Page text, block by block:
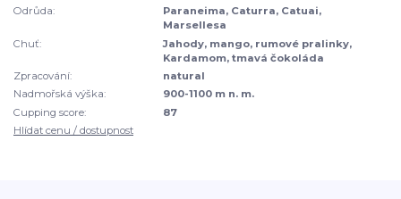
Odrůda:
Paraneima, Caturra, Catuai,
Marsellesa
Chuť:
Jahody, mango, rumové pralinky,
Kardamom, tmavá čokoláda
Zpracování:
natural
Nadmořská výška:
900-1100 m n. m.
Cupping score:
87
Hlídat cenu / dostupnost